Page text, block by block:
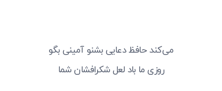
می‌کند حافظ دعایی بشنو آمینی بگو
روزی ما باد لعل شکرافشان شما